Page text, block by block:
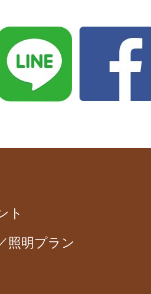
ト
照明プラン